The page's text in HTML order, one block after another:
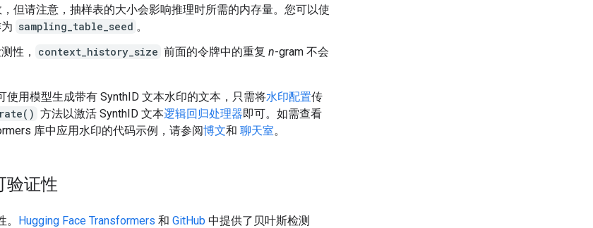
，但请注意，抽样表的大小会影响推理时所需的内存量。您可以使
sampling_table_seed 。
性，
context_history_size 前面的令牌中的重复 n-gram 不会
使用模型生成带有 SynthID 文本水印的文本，只需将水印配置传
方法以激活 SynthID 文本逻辑回归处理器即可。如需查看
库中应用水印的代码示例，请参阅博文和 聊天室。
验证性
Hugging Face Transformers 和 GitHub 中提供了贝叶斯检测